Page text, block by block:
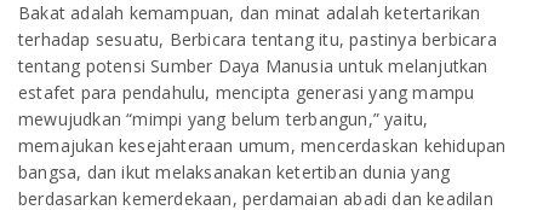
Bakat adalah kemampuan, dan minat adalah ketertarikan
terhadap sesuatu, Berbicara tentang itu, pastinya berbicara
tentang potensi Sumber Daya Manusia untuk melanjutkan
estafet para pendahulu, mencipta generasi yang mampu
mewujudkan “mimpi yang belum terbangun,” yaitu,
memajukan kesejahteraan umum, mencerdaskan kehidupan
bangsa, dan ikut melaksanakan ketertiban dunia yang
berdasarkan kemerdekaan, perdamaian abadi dan keadilan